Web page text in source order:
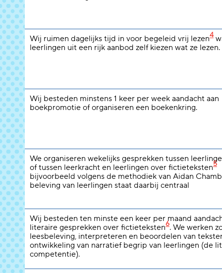
Wij ruimen dagelijks tijd in voor begeleid vrij lezen4
leerlingen uit een rijk aanbod zelf kiezen wat ze lezen.
Wij besteden minstens 1 keer per week aandacht aan
boekpromotie of organiseren een boekenkring.
We organiseren wekelijks gesprekken tussen
of tussen leerkracht en leerlingen over fictieteksten5
bijvoorbeeld volgens de methodiek van Aidan
beleving van leerlingen staat daarbij centraal
Wij besteden ten minste een keer per maand
literaire gesprekken over fictieteksten6. We werken
leesbeleving, interpreteren en beoordelen van
ontwikkeling van narratief begrip van leerlingen (de
competentie).